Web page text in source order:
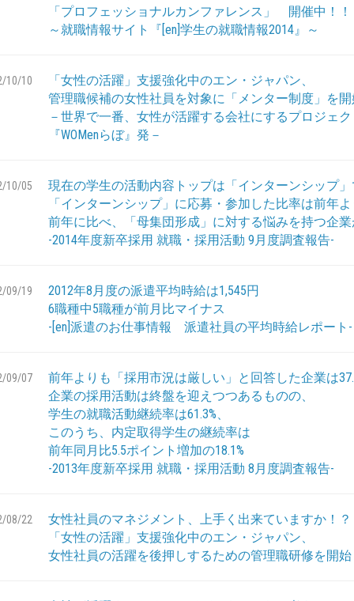
「プロフェッショナルカンファレンス」 開催中！！
～就職情報サイト『[en]学生の就職情報2014』～
10/10
「女性の活躍」支援強化中のエン・ジャパン、
管理職候補の女性社員を対象に「メンター制度」を開
－世界で一番、女性が活躍する会社にするプロジェク
『WOMenらぼ』発－
10/05
現在の学生の活動内容トップは「インターンシップ」
「インターンシップ」に応募・参加した比率は前年
前年に比べ、「母集団形成」に対する悩みを持つ企
-2014年度新卒採用 就職・採用活動 9月度調査報告-
09/19
2012年8月度の派遣平均時給は1,545円
6職種中5職種が前月比マイナス
-[en]派遣のお仕事情報 派遣社員の平均時給レポート-
09/07
前年よりも「採用市況は厳しい」と回答した企業は
企業の採用活動は終盤を迎えつつあるものの、
学生の就職活動継続率は61.3%、
このうち、内定取得学生の継続率は
前年同月比5.5ポイント増加の18.1%
-2013年度新卒採用 就職・採用活動 8月度調査報告-
08/22
女性社員のマネジメント、上手く出来ていますか！？
「女性の活躍」支援強化中のエン・ジャパン、
女性社員の活躍を後押しするための管理職研修を開始